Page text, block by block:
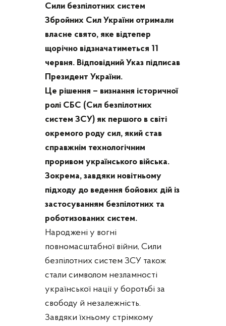
Сили безпілотних систем
Збройних Сил України отримали
власне свято, яке відтепер
щорічно відзначатиметься 11
червня. Відповідний Указ підписав
Президент України.
Це рішення – визнання історичної
ролі СБС (Сил безпілотних
систем ЗСУ) як першого в світі
окремого роду сил, який став
справжнім технологічним
проривом українського війська.
Зокрема, завдяки новітньому
підходу до ведення бойових дій із
застосуванням безпілотних та
роботизованих систем.
Народжені у вогні
повномасштабної війни, Сили
безпілотних систем ЗСУ також
стали символом незламності
української нації у боротьбі за
свободу й незалежність.
Завдяки їхньому стрімкому